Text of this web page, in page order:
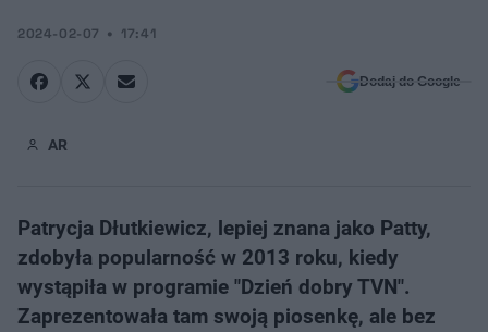
2024-02-07 17:41
Dodaj do Google
AR
Patrycja Dłutkiewicz, lepiej znana jako Patty,
zdobyła popularność w 2013 roku, kiedy
wystąpiła w programie "Dzień dobry TVN".
Zaprezentowała tam swoją piosenkę, ale bez